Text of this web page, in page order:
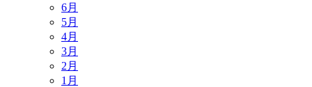
6月
5月
4月
3月
2月
1月